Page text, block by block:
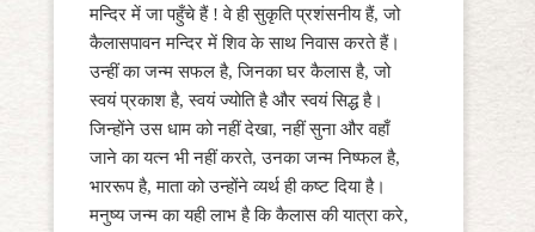
मन्दिर में जा पहुँचे हैं ! वे ही सुकृति प्रशंसनीय हैं, जो
कैलासपावन मन्दिर में शिव के साथ निवास करते हैं।
उन्हीं का जन्म सफल है, जिनका घर कैलास है, जो
स्वयं प्रकाश है, स्वयं ज्योति है और स्वयं सिद्ध है।
जिन्होंने उस धाम को नहीं देखा, नहीं सुना और वहाँ
जाने का यत्न भी नहीं करते, उनका जन्म निष्फल है,
भाररूप है, माता को उन्होंने व्यर्थ ही कष्ट दिया है।
मनुष्य जन्म का यही लाभ है कि कैलास की यात्रा करे,